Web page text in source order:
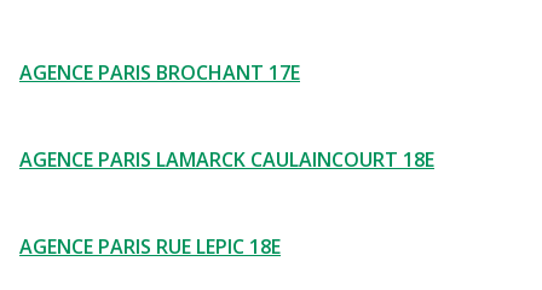
AGENCE PARIS BROCHANT 17E
AGENCE PARIS LAMARCK CAULAINCOURT 18E
AGENCE PARIS RUE LEPIC 18E